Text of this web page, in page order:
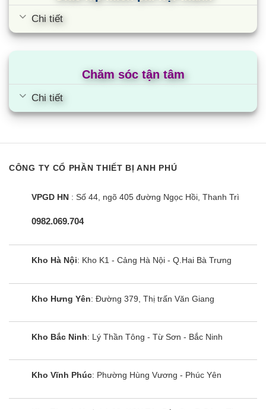
Chi tiết
Chăm sóc tận tâm
Chi tiết
CÔNG TY CỔ PHẦN THIẾT BỊ ANH PHÚ
VPGD HN : Số 44, ngõ 405 đường Ngọc Hồi, Thanh Trì
0982.069.704
Kho Hà Nội: Kho K1 - Cảng Hà Nội - Q.Hai Bà Trưng
Kho Hưng Yên: Đường 379, Thị trấn Văn Giang
Kho Bắc Ninh: Lý Thần Tông - Từ Sơn - Bắc Ninh
Kho Vĩnh Phúc: Phường Hùng Vương - Phúc Yên